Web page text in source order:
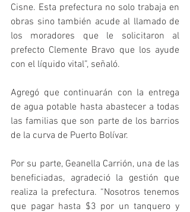
Cisne. Esta prefectura no solo trabaja en
obras sino también acude al llamado de
los moradores que le solicitaron al
prefecto Clemente Bravo que los ayude
con el líquido vital”, señaló.
Agregó que continuarán con la entrega
de agua potable hasta abastecer a todas
las familias que son parte de los barrios
de la curva de Puerto Bolívar.
Por su parte, Geanella Carrión, una de las
beneficiadas, agradeció la gestión que
realiza la prefectura. “Nosotros tenemos
que pagar hasta $3 por un tanquero y